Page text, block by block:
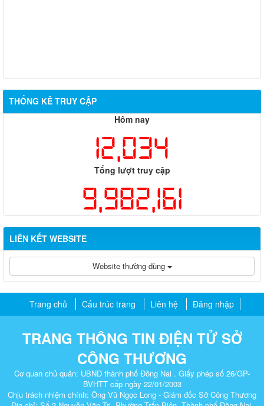
THỐNG KÊ TRUY CẬP
Hôm nay
12,034
Tổng lượt truy cập
9,982,161
LIÊN KẾT WEBSITE
Website thường dùng
Trang chủ Cấu trúc trang Liên hệ Đăng nhập
TRANG THÔNG TIN ĐIỆN TỬ SỞ
CÔNG THƯƠNG
Cơ quan chủ quản: UBND thành phố Đồng Nai . Giấy phép số 26/GP-
BVHTT cấp ngày 22/01/2003
Chịu trách nhiệm chính: Ông Vũ Ngọc Long - Giám đốc Sở Công Thương